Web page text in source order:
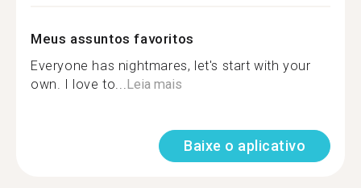
Meus assuntos favoritos
Everyone has nightmares, let's start with your
own. I love to...Leia mais
Baixe o aplicativo